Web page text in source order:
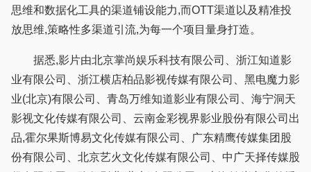
思维和数据化工具的渠道铺设能力,而OTT渠道以及精准投
放思维,策略性多渠道引流,为每一个项目量身打造。
据悉,影片由北京掌尚娱乐科技有限公司、浙江知道影
业有限公司、浙江横店柏品影视传媒有限公司、黑电魔力影
业(北京)有限公司、青岛万维知道影业有限公司、海宁洞天
影视文化传媒有限公司、云南金彩视界影业股份有限公司出
品,霍尔果斯博易文化传媒有限公司、广东精鹰传媒集团股
份有限公司、北京艺火文化传媒有限公司、中广天择传媒股